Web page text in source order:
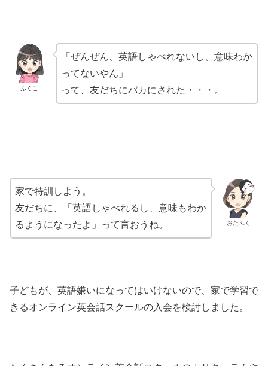
ふくこ
「ぜんぜん、英語しゃべれないし、意味わか
ってないやん」
って、友だちにバカにされた・・・。
おたふく
家で特訓しよう。
友だちに、「英語しゃべれるし、意味もわか
るようになったよ」って言おうね。
子どもが、英語嫌いになってはいけないので、家で学習で
きるオンライン英会話スクールの入会を検討しました。